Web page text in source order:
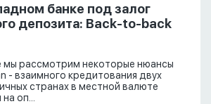
банке под залог
депозита: Back-to-back
мы рассмотрим некоторые нюансы
- взаимного кредитования двух
странах в местной валюте
оп...